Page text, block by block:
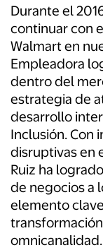
Durante el
continuar con
Walmart en
Empleadora
dentro del
estrategia de
desarrollo
Inclusión. Con
disruptivas en
Ruiz ha
de negocios a
elemento
omnicanalidad.